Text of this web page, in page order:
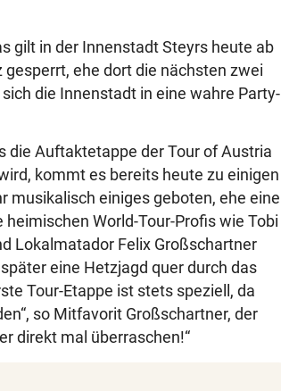
gilt in der Innenstadt Steyrs heute ab
ehe dort die nächsten zwei
die Innenstadt in eine wahre Party-
die Auftaktetappe der Tour of Austria
kommt es bereits heute zu einigen
musikalisch einiges geboten, ehe eine
World-Tour-Profis wie Tobi
Lokalmatador Felix Großschartner
eine Hetzjagd quer durch das
Tour-Etappe ist stets speziell, da
so Mitfavorit Großschartner, der
direkt mal überraschen!“